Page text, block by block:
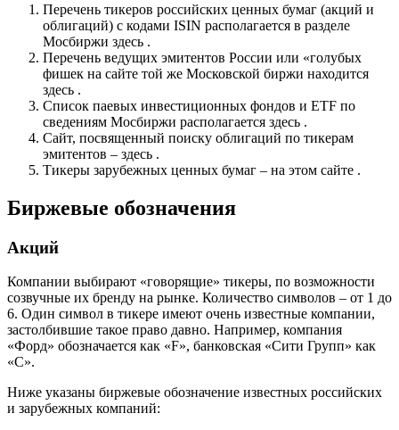
Перечень тикеров российских ценных бумаг (акций и
облигаций) с кодами ISIN располагается в разделе
Мосбиржи здесь .
Перечень ведущих эмитентов России или «голубых
фишек на сайте той же Московской биржи находится
здесь .
Список паевых инвестиционных фондов и ETF по
сведениям Мосбиржи располагается здесь .
Сайт, посвященный поиску облигаций по тикерам
эмитентов – здесь .
Тикеры зарубежных ценных бумаг – на этом сайте .
Биржевые обозначения
Акций
Компании выбирают «говорящие» тикеры, по возможности
созвучные их бренду на рынке. Количество символов – от 1 до
6. Один символ в тикере имеют очень известные компании,
застолбившие такое право давно. Например, компания
«Форд» обозначается как «F», банковская «Сити Групп» как
«С».
Ниже указаны биржевые обозначение известных российских
и зарубежных компаний: